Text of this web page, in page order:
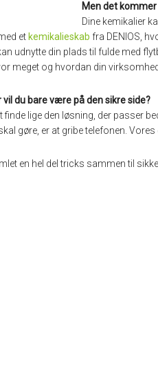
Men det
Dine kemikalier
et kemikalieskab fra DENIOS,
udnytte din plads til fulde med
meget og hvordan din
du bare være på den sikre side?
finde lige den løsning, der passer
gøre, er at gribe telefonen.
en hel del tricks sammen til